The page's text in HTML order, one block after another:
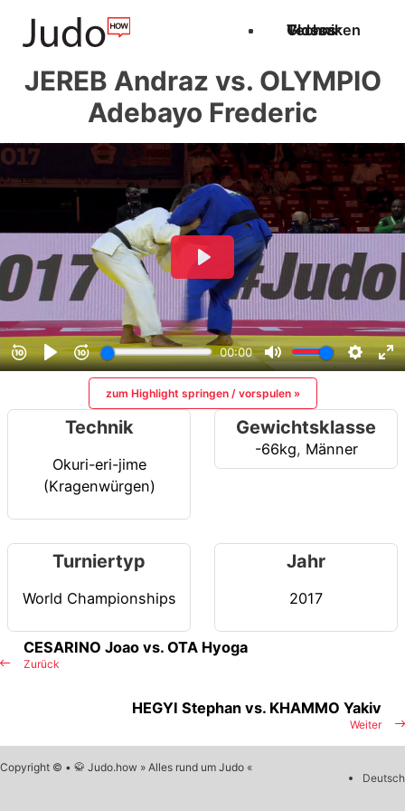
Techniken
Videos
Glossar
JEREB Andraz vs. OLYMPIO
Adebayo Frederic
zum Highlight springen / vorspulen »
Technik
Okuri-eri-jime
(Kragenwürgen)
Gewichtsklasse
-66kg, Männer
Turniertyp
World Championships
Jahr
2017
Zurück
CESARINO Joao vs. OTA Hyoga
Weiter
HEGYI Stephan vs. KHAMMO Yakiv
Copyright © • 🥋 Judo.how » Alles rund um Judo «
Deutsch